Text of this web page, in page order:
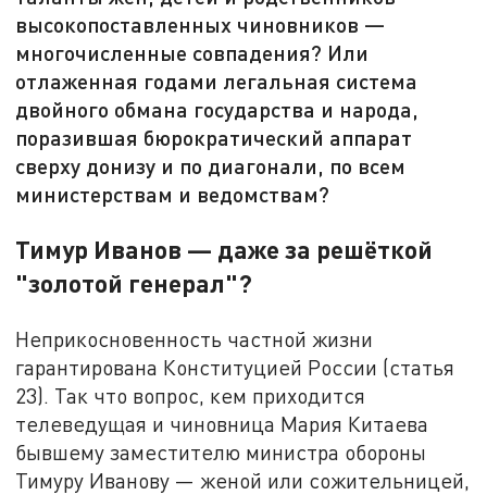
высокопоставленных чиновников —
многочисленные совпадения? Или
отлаженная годами легальная система
двойного обмана государства и народа,
поразившая бюрократический аппарат
сверху донизу и по диагонали, по всем
министерствам и ведомствам?
Тимур Иванов — даже за решёткой
"золотой генерал"?
Неприкосновенность частной жизни
гарантирована Конституцией России (статья
23). Так что вопрос, кем приходится
телеведущая и чиновница Мария Китаева
бывшему заместителю министра обороны
Тимуру Иванову — женой или сожительницей,